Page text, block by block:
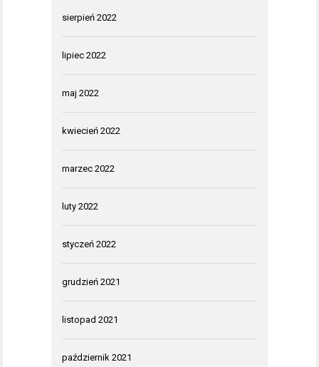
sierpień 2022
lipiec 2022
maj 2022
kwiecień 2022
marzec 2022
luty 2022
styczeń 2022
grudzień 2021
listopad 2021
październik 2021